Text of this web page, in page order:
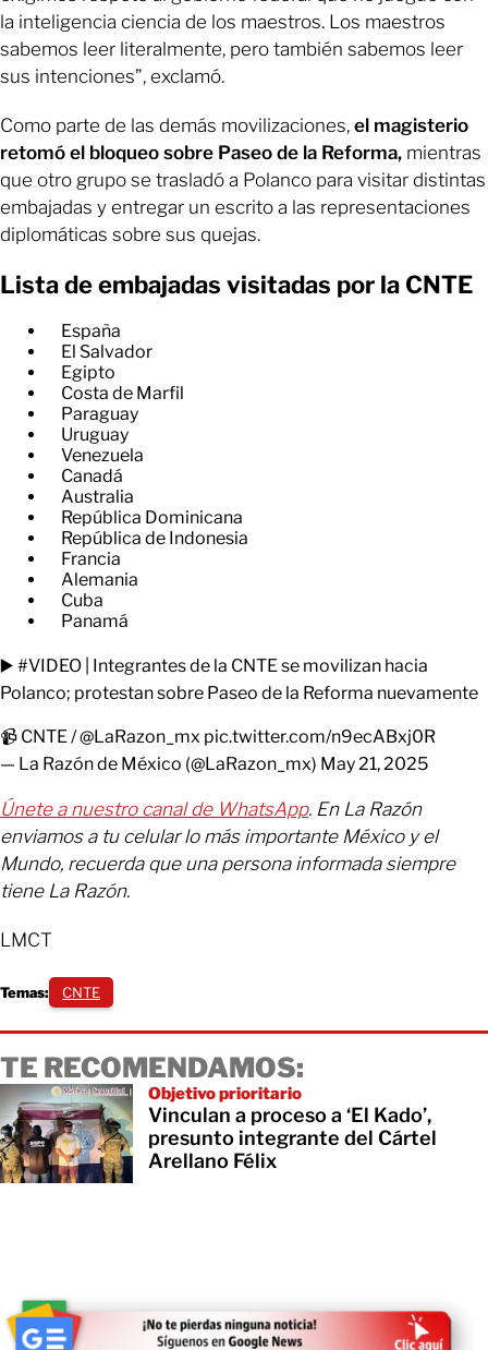
la inteligencia ciencia de los maestros. Los maestros
sabemos leer literalmente, pero también sabemos leer
sus intenciones”, exclamó.
Como parte de las demás movilizaciones, el magisterio
retomó el bloqueo sobre Paseo de la Reforma, mientras
que otro grupo se trasladó a Polanco para visitar distintas
embajadas y entregar un escrito a las representaciones
diplomáticas sobre sus quejas.
Lista de embajadas visitadas por la CNTE
España
El Salvador
Egipto
Costa de Marfil
Paraguay
Uruguay
Venezuela
Canadá
Australia
República Dominicana
República de Indonesia
Francia
Alemania
Cuba
Panamá
▶️ #VIDEO | Integrantes de la CNTE se movilizan hacia
Polanco; protestan sobre Paseo de la Reforma nuevamente
📹 CNTE /@LaRazon_mx pic.twitter.com/n9ecABxj0R
— La Razón de México (@LaRazon_mx) May 21, 2025
Únete a nuestro canal de WhatsApp. En La Razón
enviamos a tu celular lo más importante México y el
Mundo, recuerda que una persona informada siempre
tiene La Razón.
LMCT
Temas: CNTE
TE RECOMENDAMOS:
Objetivo prioritario
Vinculan a proceso a ‘El Kado’,
presunto integrante del Cártel
Arellano Félix